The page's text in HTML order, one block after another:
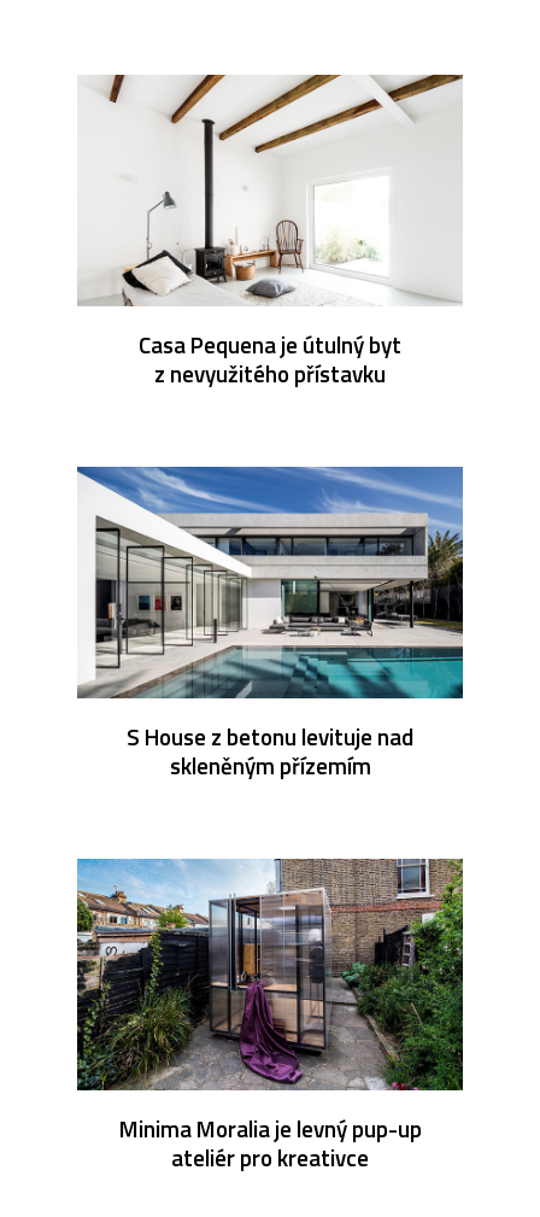
Casa Pequena je útulný byt
z nevyužitého přístavku
S House z betonu levituje nad
skleněným přízemím
Minima Moralia je levný pup-up
ateliér pro kreativce